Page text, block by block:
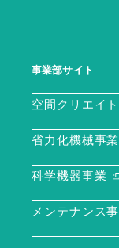
事業部サイト
空間クリエイ
省力化機械事業
科学機器事業
メンテナンス